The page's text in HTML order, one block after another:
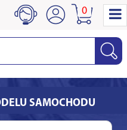
0
SAMOCHODU